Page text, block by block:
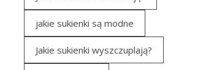
jakie sukienki są modne
Jakie sukienki wyszczuplają?